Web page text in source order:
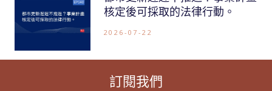
核定後可採取的法律行動。
2026-07-22
訂閱我們